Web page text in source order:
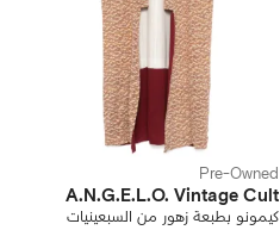
Pre-Owned
A.N.G.E.L.O. Vintage Cult
كيمونو بطبعة زهور من السبعينيات